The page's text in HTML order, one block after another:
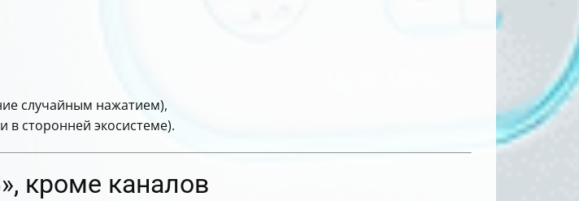
случайным нажатием),
в сторонней экосистеме).
кроме каналов